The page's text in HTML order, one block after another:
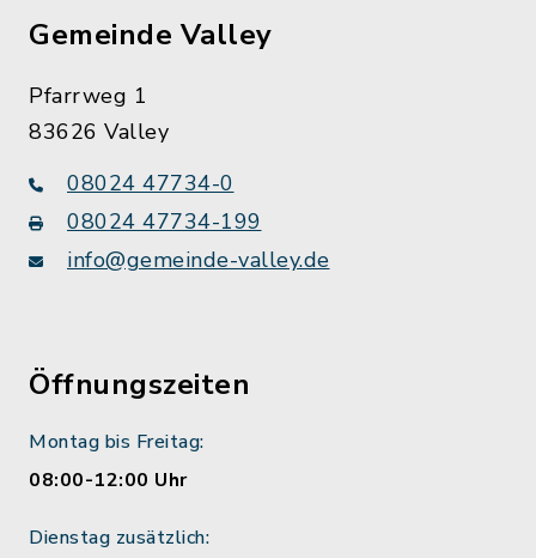
Gemeinde Valley
Pfarrweg 1
83626 Valley
08024 47734-0
08024 47734-199
info@gemeinde-valley.de
Öffnungszeiten
Montag bis Freitag:
08:00-12:00 Uhr
Dienstag zusätzlich: